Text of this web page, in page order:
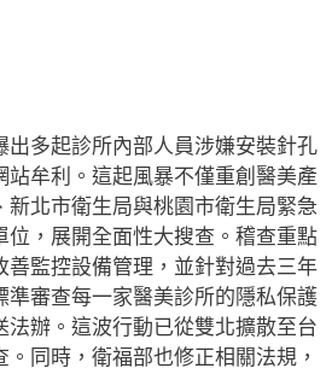
多起診所內部人員涉嫌安裝針孔
牟利。這起風暴不僅重創醫美產
北市衛生局與桃園市衛生局緊急
，展開全面性大搜查。稽查重點
監控設備管理，並針對過去三年
審查每一家醫美診所的隱私保護
辦。這波行動已從雙北擴散至台
同時，衛福部也修正相關法規，